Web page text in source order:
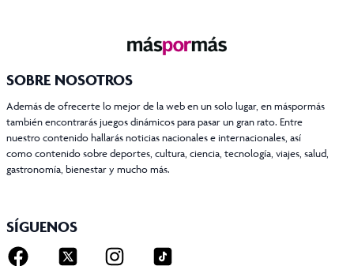
SOBRE NOSOTROS
Además de ofrecerte lo mejor de la web en un solo lugar, en máspormás
también encontrarás juegos dinámicos para pasar un gran rato. Entre
nuestro contenido hallarás noticias nacionales e internacionales, así
como contenido sobre deportes, cultura, ciencia, tecnología, viajes, salud,
gastronomía, bienestar y mucho más.
SÍGUENOS